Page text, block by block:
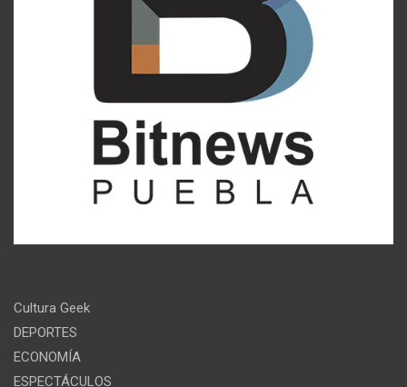
Cultura Geek
DEPORTES
ECONOMÍA
ESPECTÁCULOS